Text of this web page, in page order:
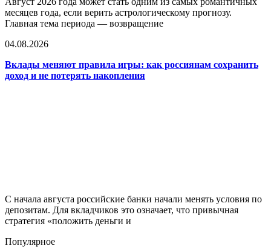
месяцев года, если верить астрологическому прогнозу.
Главная тема периода — возвращение
04.08.2026
Вклады меняют правила игры: как россиянам сохранить
доход и не потерять накопления
С начала августа российские банки начали менять условия по
депозитам. Для вкладчиков это означает, что привычная
стратегия «положить деньги и
Популярное